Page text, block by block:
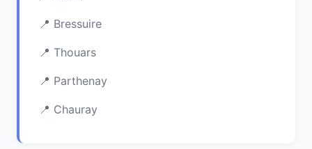
Bressuire
Thouars
Parthenay
Chauray